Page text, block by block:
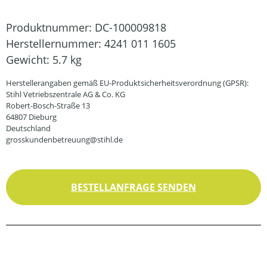
Produktnummer: DC-100009818
Herstellernummer: 4241 011 1605
Gewicht: 5.7 kg
Herstellerangaben gemäß EU-Produktsicherheitsverordnung (GPSR):
Stihl Vetriebszentrale AG & Co. KG
Robert-Bosch-Straße 13
64807 Dieburg
Deutschland
grosskundenbetreuung@stihl.de
BESTELLANFRAGE SENDEN